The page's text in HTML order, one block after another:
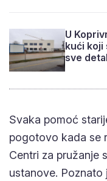
sve
pogotovo kada se
za pružanje
ustanove. Poznato
Centar u Vrbovcu,